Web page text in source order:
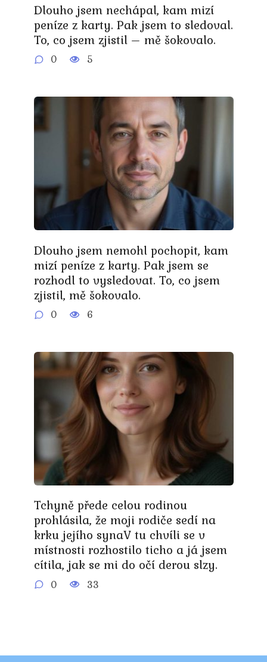
Dlouho jsem nechápal, kam mizí
peníze z karty. Pak jsem to sledoval.
To, co jsem zjistil – mě šokovalo.
0 5
Dlouho jsem nemohl pochopit, kam
mizí peníze z karty. Pak jsem se
rozhodl to vysledovat. To, co jsem
zjistil, mě šokovalo.
0 6
Tchyně přede celou rodinou
prohlásila, že moji rodiče sedí na
krku jejího synaV tu chvíli se v
místnosti rozhostilo ticho a já jsem
cítila, jak se mi do očí derou slzy.
0 33